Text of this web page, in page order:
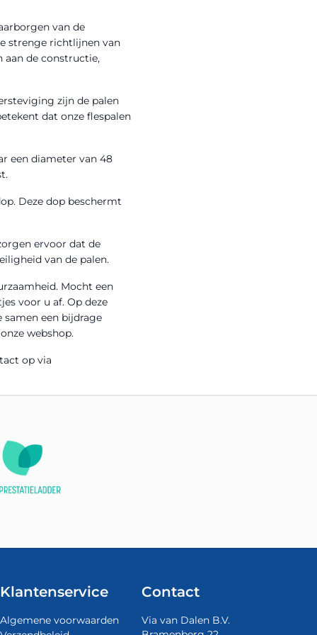
van de
strenge richtlijnen van
aan de constructie,
zijn de palen
dat onze flespalen
een diameter van 48
Deze dop beschermt
ervoor dat de
van de palen.
Mocht een
voor u af. Op deze
een bijdrage
webshop.
op via
Klantenservice
Algemene voorwaarden
Contact
Via van Dalen B.V.